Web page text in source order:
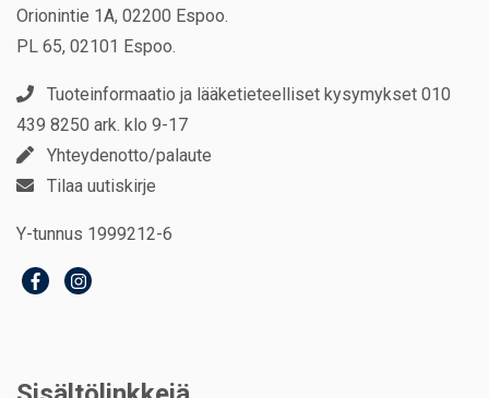
Orionintie 1A, 02200 Espoo.
PL 65, 02101 Espoo.
Tuoteinformaatio ja lääketieteelliset kysymykset 010
439 8250 ark. klo 9-17
Yhteydenotto/palaute
Tilaa uutiskirje
Y-tunnus 1999212-6